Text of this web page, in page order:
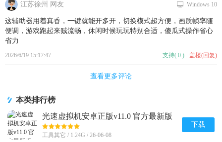
江苏徐州 网友
2026/6/19 15:17:47
这辅助器用着真香，一键就能开多开，切换模式超方便，画质帧率随
便调，游戏跑起来贼流畅，休闲时候玩玩特别合适，傻瓜式操作省心
省力
Windows 10
支持( 0 ) 盖楼(回复)
查看更多评论
本类排行榜
光速虚拟机安卓正版v11.0 官方最新版
【64位】
工具其它 / 1.24G / 26-06-08
下载